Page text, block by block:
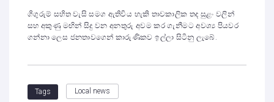
ගිගුරුම් සහිත වැසි සමග ඇතිවිය හැකි තාවකාලික තද සුළං වලින්
සහ අකුණු මඟින් සිදු වන අනතුරු අවම කර ගැනීමට අවශ්‍ය පියවර
ගන්නා ලෙස ජනතාවගෙන් කාරුණිකව ඉල්ලා සිටිනු ලැබේ.
Tags Local news